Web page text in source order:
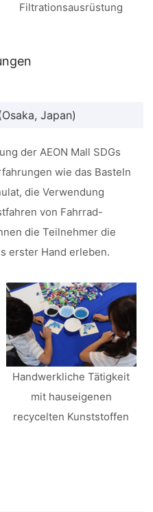
Filtrationsausrüstung
Japan)
der AEON Mall SDGs
wie das Basteln
die Verwendung
von Fahrrad-
die Teilnehmer die
erster Hand erleben.
Handwerkliche Tätigkeit
mit hauseigenen
recycelten Kunststoffen